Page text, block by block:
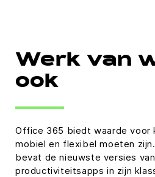
Werk van
ook
Office 365 biedt waarde voor
mobiel en flexibel moeten
bevat de nieuwste versies
productiviteitsapps in zijn